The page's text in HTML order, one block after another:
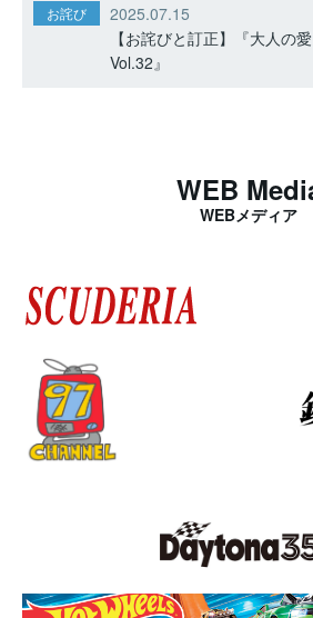
お詫び
2025.07.15
【お詫びと訂正】『大人の
Vol.32』
WEB
WEBメディア